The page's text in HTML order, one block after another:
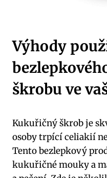
Výhody
škrobu ve
Kukuřičný škrob je
osoby trpící celiakií
Tento bezlepkový
kukuřičné mouky a